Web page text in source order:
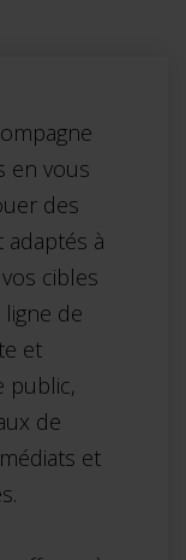
en vous
des
à
cibles
de
et
public,
de
et